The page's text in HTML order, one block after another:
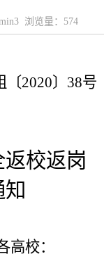
浏览量： 574
〔2020〕 38号
校返岗
校：